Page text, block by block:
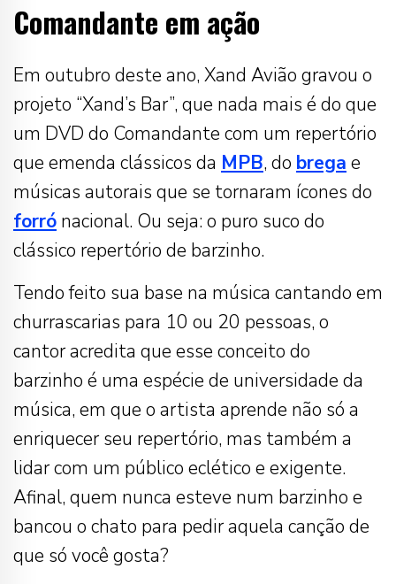
Comandante em ação
Em outubro deste ano, Xand Avião gravou o
projeto “Xand’s Bar”, que nada mais é do que
um DVD do Comandante com um repertório
que emenda clássicos da MPB, do brega e
músicas autorais que se tornaram ícones do
forró nacional. Ou seja: o puro suco do
clássico repertório de barzinho.
Tendo feito sua base na música cantando em
churrascarias para 10 ou 20 pessoas, o
cantor acredita que esse conceito do
barzinho é uma espécie de universidade da
música, em que o artista aprende não só a
enriquecer seu repertório, mas também a
lidar com um público eclético e exigente.
Afinal, quem nunca esteve num barzinho e
bancou o chato para pedir aquela canção de
que só você gosta?